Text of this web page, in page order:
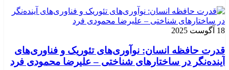
18 آگوست 2025
قدرت حافظه انسان: نوآوری‌های تئوریک و فناوری‌های
آینده‌نگر در ساختارهای شناختی – علیرضا محمودی فرد